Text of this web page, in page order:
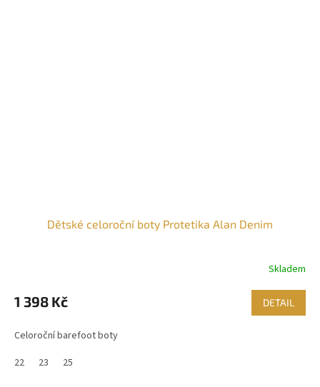
Dětské celoroční boty Protetika Alan Denim
Skladem
1 398 Kč DETAIL
Celoroční barefoot boty
22
23 25